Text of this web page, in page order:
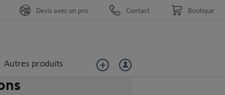
Autres produits
Devis avec un pro Contact Boutique